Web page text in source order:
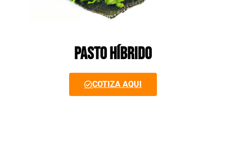
PASTO HÍBRIDO
COTIZA AQUI